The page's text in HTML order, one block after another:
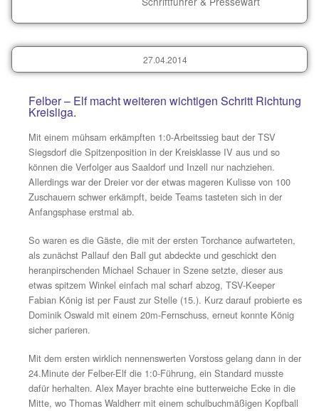
Markus Germann
27.04.2014
Felber – Elf macht weiteren wichtigen
Kreisliga.
Mit einem mühsam erkämpften 1:0-Arbeitssieg baut
Siegsdorf die Spitzenposition in der Kreisklasse IV aus
können die Verfolger aus Saaldorf und Inzell nur
Allerdings war der Dreier vor der etwas mageren
Zuschauern schwer erkämpft, beide Teams tasteten
Anfangsphase erstmal ab.